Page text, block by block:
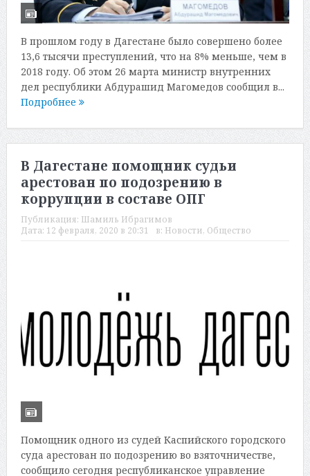
В прошлом году в Дагестане было совершено более
13,6 тысячи преступлений, что на 8% меньше, чем в
2018 году. Об этом 26 марта министр внутренних
дел республики Абдурашид Магомедов сообщил в...
Подробнее
В Дагестане помощник судьи
арестован по подозрению в
коррупции в составе ОПГ
Публикация: Шамиль Ибрагимов
Дата: 12 февраля, 2020 в 20:31 в: Новости, Общество
Помощник одного из судей Каспийского городского
суда арестован по подозрению во взяточничестве,
сообщило сегодня республиканское управление